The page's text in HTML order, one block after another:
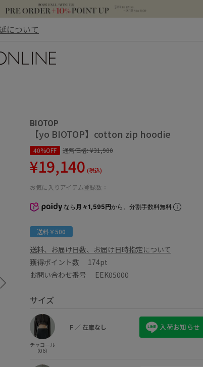
について
BIOTOP
【yo BIOTOP】cotton zip hoodie
40%OFF 通常価格:¥31,900
¥19,140 (税込)
お気に入りアイテム登録数：
なら 月々1,595円から。分割手数料無料
送料￥500
送料、お届け日数、お届け日時指定について
獲得ポイント数 174pt
お問い合わせ番号 EEK05000
サイズ
チャコール
（06）
F ／ 在庫なし 入荷お知らせ